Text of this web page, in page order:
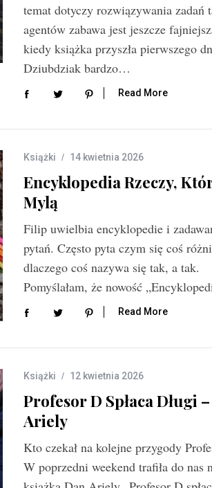
temat dotyczy rozwiązywania zadań
agentów zabawa jest jeszcze
kiedy książka przyszła pierwszego
Dziubdziak bardzo…
Read More
Książki 14 kwietnia 2026
Encyklopedia Rzeczy,
Mylą
Filip uwielbia encyklopedie i
pytań. Często pyta czym się coś
dlaczego coś nazywa się tak, a tak.
Pomyślałam, że nowość
Read More
Książki 12 kwietnia 2026
Profesor D Spłaca Długi
Ariely
Kto czekał na kolejne przygody
W poprzedni weekend trafiła do nas